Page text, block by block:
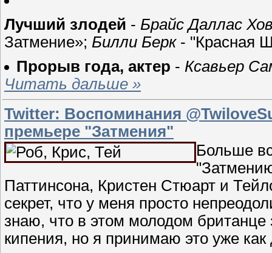
Лучший злодей - Брайс Даллас
Затмение»; Билли Берк- "Красная
Прорыв года, актер - Ксавьер
Читать дальше »
Twitter: Воспоминания
премьере "Затмения"
Больше
Паттинсона, Кристен Стюарт и
секрет, что у меня просто
знаю, что в этом молодом британце
кипения, но я принимаю это уже как